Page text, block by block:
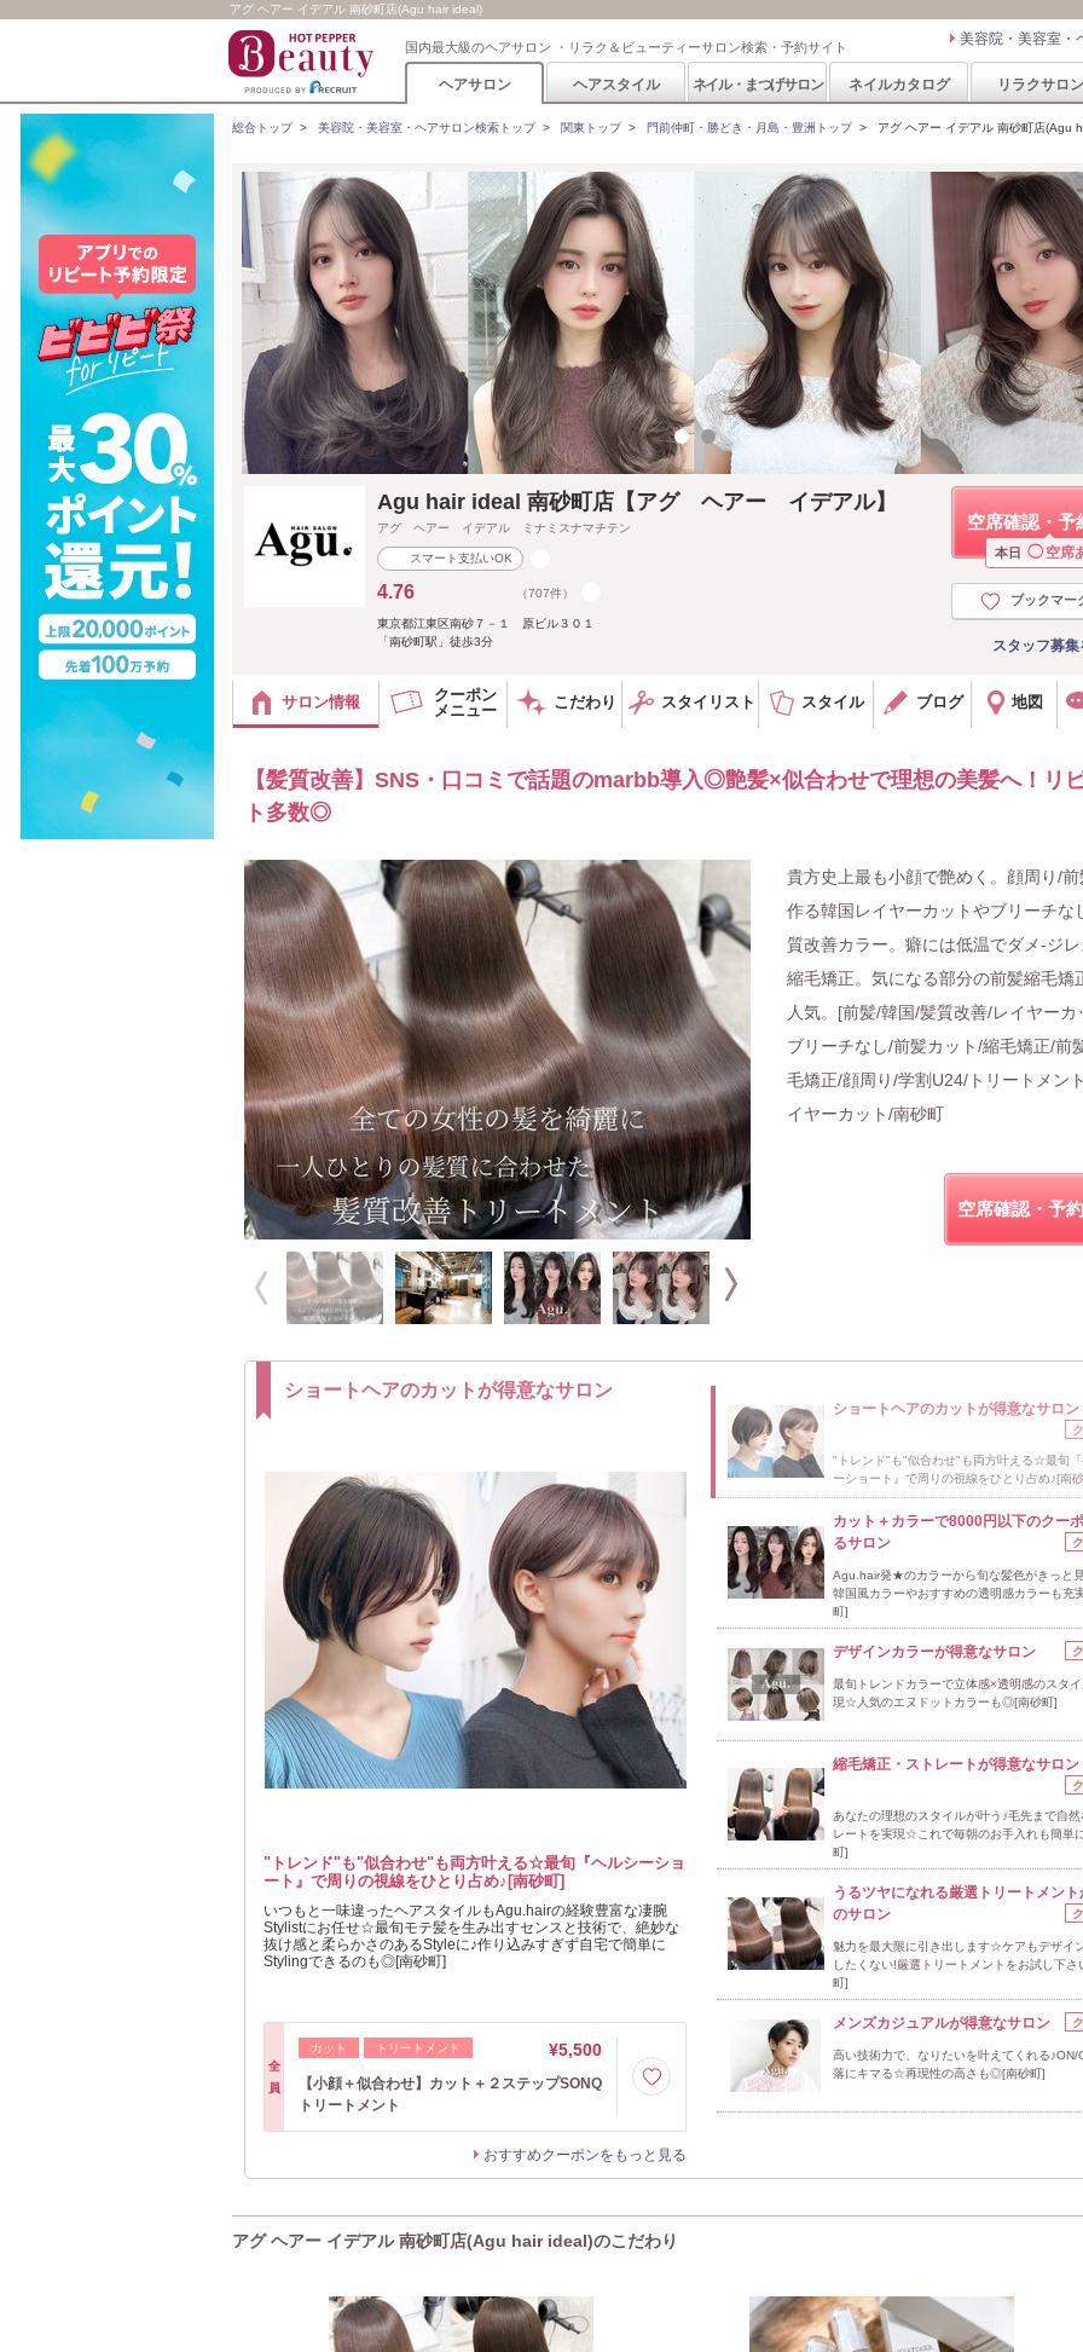
アグ ヘアー イデアル 南砂町店(Agu hair ideal)
国内最大級のヘアサロン ・リラク＆ビューティーサロン検索・予約サイト 美容院・美容室・
ヘアサロン ヘアスタイル ネイル・まつげサロン ネイルカタログ リラクサロン
総合トップ> 美容院・美容室・ヘアサロン検索トップ> 関東トップ> 門前仲町・勝どき・月島・豊洲トップ> アグ ヘアー イデアル 南砂町店(Agu
空席確認・予
本日 ◯ 空席
ブックマー
スタッフ募
Agu hair ideal 南砂町店【アグ ヘアー イデアル】
アグ ヘアー イデアル ミナミスナマチテン
スマート支払いOK
4.76 （707件）
東京都江東区南砂７－１ 原ビル３０１
「南砂町駅」徒歩3分
サロン情報
クーポン
メニュー
こだわり スタイリスト スタイル ブログ 地図
【髪質改善】SNS・口コミで話題のmarbb導入◎艶髪×似合わせで理想の美髪へ！リ
ト多数◎
貴方史上最も小顔で艶めく。顔周り/前
作る韓国レイヤーカットやブリーチな
質改善カラー。癖には低温でダメ-ジ
縮毛矯正。気になる部分の前髪縮毛矯
人気。[前髪/韓国/髪質改善/レイヤーカ
ブリーチなし/前髪カット/縮毛矯正/前
毛矯正/顔周り/学割U24/トリートメン
イヤーカット/南砂町
空席確認・予
ショートヘアのカットが得意なサロン
"トレンド"も"似合わせ"も両方叶える☆最旬『ヘルシーショ
ート』で周りの視線をひとり占め♪[南砂町]
いつもと一味違ったヘアスタイルもAgu.hairの経験豊富な凄腕
Stylistにお任せ☆最旬モテ髪を生み出すセンスと技術で、絶妙な
抜け感と柔らかさのあるStyleに♪作り込みすぎず自宅で簡単に
Stylingできるのも◎[南砂町]
全
員
カット トリートメント ¥5,500
【小顔＋似合わせ】カット＋２ステップSONQ
トリートメント
おすすめクーポンをもっと見る
ショートヘアのカットが得意なサロン
"トレンド"も"似合わせ"も両方叶える☆最旬
ーショート』で周りの視線をひとり占め♪[南
カット＋カラーで8000円以下のクー
るサロン
Agu.hair発★のカラーから旬な髪色がきっと
韓国風カラーやおすすめの透明感カラーも充
町]
デザインカラーが得意なサロン
最旬トレンドカラーで立体感×透明感のスタ
現☆人気のエヌドットカラーも◎[南砂町]
縮毛矯正・ストレートが得意なサロン
あなたの理想のスタイルが叶う♪毛先まで自
レートを実現☆これで毎朝のお手入れも簡単
町]
うるツヤになれる厳選トリートメント
のサロン
魅力を最大限に引き出します☆ケアもデザイ
したくない!厳選トリートメントをお試し下さ
町]
メンズカジュアルが得意なサロン
高い技術力で、なりたいを叶えてくれる♪ON/
落にキマる☆再現性の高さも◎[南砂町]
アグ ヘアー イデアル 南砂町店(Agu hair ideal)のこだわり